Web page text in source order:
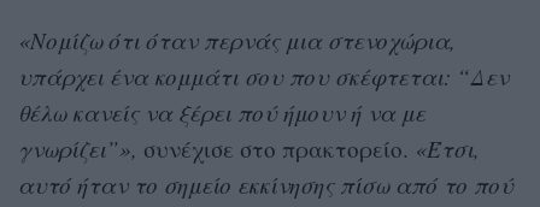
«Νομίζω ότι όταν περνάς μια στενοχώρια,
υπάρχει ένα κομμάτι σου που σκέφτεται: “Δεν
θέλω κανείς να ξέρει πού ήμουν ή να με
γνωρίζει”», συνέχισε στο πρακτορείο. «Έτσι,
αυτό ήταν το σημείο εκκίνησης πίσω από το πού